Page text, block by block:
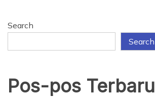
Search
Search
Pos-pos Terbaru